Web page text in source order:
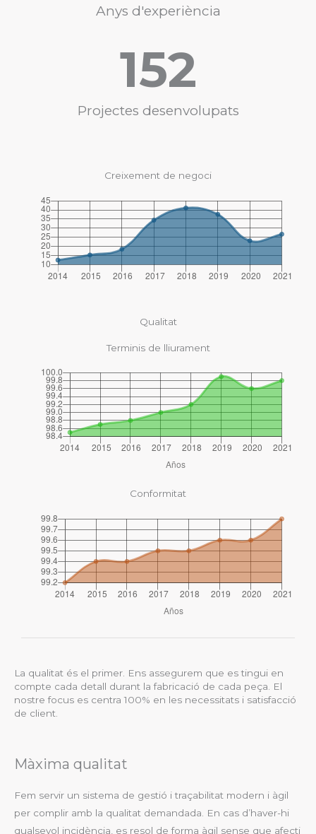
Anys d'experiència
Projectes desenvolupats
152
Creixement de negoci
Qualitat
Terminis de lliurament
Conformitat
La qualitat és el primer. Ens assegurem que es tingui en
compte cada detall durant la fabricació de cada peça. El
nostre focus es centra 100% en les necessitats i satisfacció
de client.
Màxima qualitat
Fem servir un sistema de gestió i traçabilitat modern i àgil
per complir amb la qualitat demandada. En cas d’haver-hi
qualsevol incidència, es resol de forma àgil sense que afecti